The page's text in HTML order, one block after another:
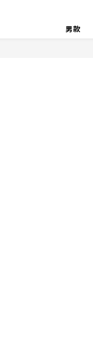
男款